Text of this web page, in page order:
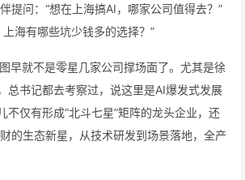
提问：“想在上海搞AI，哪家公司值得去？”
海有哪些坑少钱多的选择？”
早就不是零星几家公司撑场面了。尤其是徐
总书记都去考察过，说这里是AI爆发式发展
不仅有形成“北斗七星”矩阵的龙头企业，还
的生态新星，从技术研发到场景落地，全产